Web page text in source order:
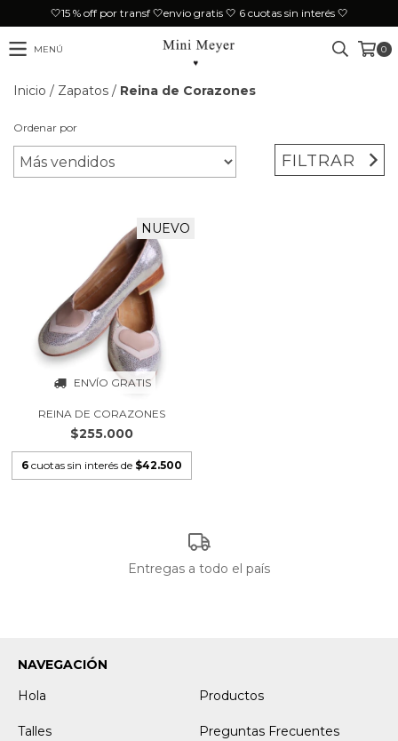
🤍15 % off por transf 🤍envio gratis 🤍 6 cuotas sin interés 🤍
MENÚ 0
Inicio / Zapatos / Reina de Corazones
Ordenar por
FILTRAR
ENVÍO GRATIS
NUEVO
REINA DE CORAZONES
$255.000
6 cuotas sin interés de $42.500
Entregas a todo el país
NAVEGACIÓN
Hola
Productos
Talles Preguntas Frecuentes